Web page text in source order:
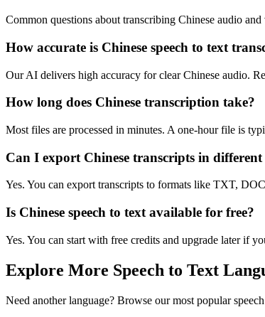
Common questions about transcribing Chinese audio
How accurate is Chinese speech to text
Our AI delivers high accuracy for clear Chinese audio.
How long does Chinese transcription take?
Most files are processed in minutes. A one-hour file is
Can I export Chinese transcripts in
Yes. You can export transcripts to formats like TXT,
Is Chinese speech to text available for free?
Yes. You can start with free credits and upgrade later if
Explore More Speech to Text
Need another language? Browse our most popular